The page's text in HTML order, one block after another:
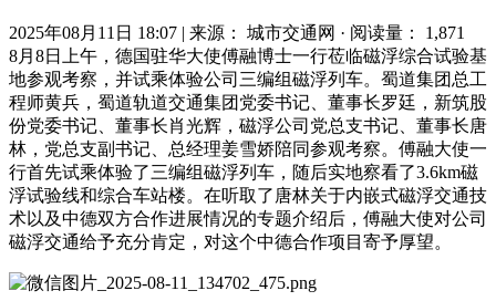
2025年08月11日 18:07 | 来源： 城市交通网 · 阅读量： 1,871
8月8日上午，德国驻华大使傅融博士一行莅临磁浮综合试验基
地参观考察，并试乘体验公司三编组磁浮列车。蜀道集团总工
程师黄兵，蜀道轨道交通集团党委书记、董事长罗廷，新筑股
份党委书记、董事长肖光辉， 磁浮公司党总支书记、董事长唐
林，党总支副书记、总经理姜雪娇陪同参观考察。傅融大使一
行首先试乘体验了三编组磁浮列车，随后实地察看了3.6km磁
浮试验线和综合车站楼。在听取了唐林关于内嵌式磁浮交通技
术以及中德双方合作进展情况的专题介绍后，傅融大使对公司
磁浮交通给予充分肯定，对这个中德合作项目 寄予厚望。